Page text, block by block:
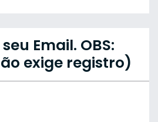
Email. OBS:
exige registro)